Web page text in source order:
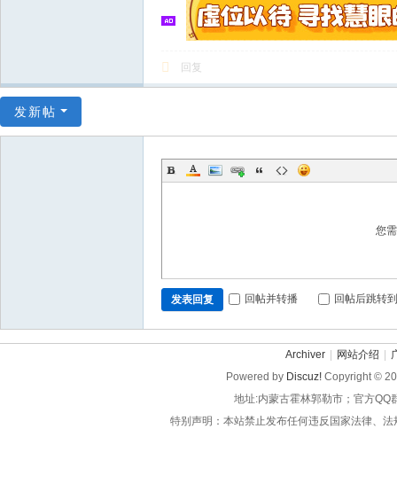
回复
发新帖
您
发表回复 回帖并转播 回帖后跳转
Archiver 网站介绍
Powered by Discuz! Copyright ©
地址:内蒙古霍林郭勒市；官方QQ
特别声明：本站禁止发布任何违反国家法律、